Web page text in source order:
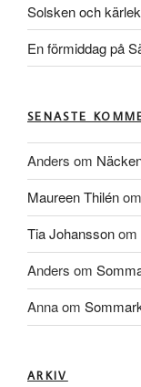
Solsken och kärlek
En förmiddag på
SENASTE
Anders om
Maureen Thilénom
Tia Johanssonom
Anders om
Annaom
ARKIV